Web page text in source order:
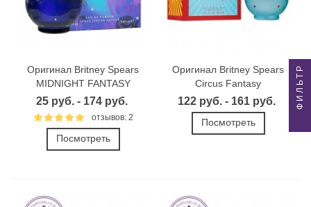
Оригинал Britney Spears
MIDNIGHT FANTASY
25 руб. - 174 руб.
отзывов: 2
Посмотреть
Оригинал Britney Spears
Circus Fantasy
122 руб. - 161 руб.
Посмотреть
ФИЛЬТР